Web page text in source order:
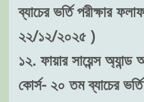
ব্যাচের ভর্তি পরীক্ষার
২২/১২/২০২৫ )
১২. ফায়ার সায়েন্স
কোর্স- ২০ তম ব্যাচের